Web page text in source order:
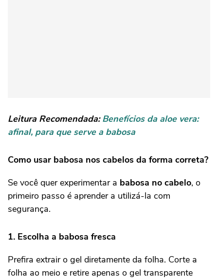
Leitura Recomendada:Benefícios da aloe vera:
afinal, para que serve a babosa
Como usar babosa nos cabelos da forma correta?
Se você quer experimentar a babosa no cabelo, o
primeiro passo é aprender a utilizá-la com
segurança.
1. Escolha a babosa fresca
Prefira extrair o gel diretamente da folha. Corte a
folha ao meio e retire apenas o gel transparente